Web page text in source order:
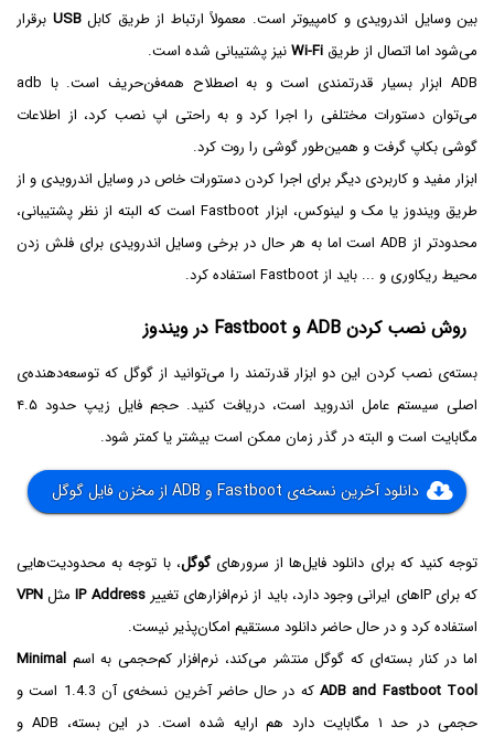
بین وسایل اندرویدی و کامپیوتر است. معمولاً ارتباط از طریق کابلUSB برقرار
می‌شود اما اتصال از طریق Wi-Fiنیز پشتیبانی شده است.
ADB ابزار بسیار قدرتمندی است و به اصطلاح همه‌فن‌حریف است. با adb
می‌توان دستورات مختلفی را اجرا کرد و به راحتی اپ نصب کرد، از اطلاعات
گوشی بکاپ گرفت و همین‌طور گوشی را روت کرد.
ابزار مفید و کاربردی دیگر برای اجرا کردن دستورات خاص در وسایل اندرویدی و از
طریق ویندوز یا مک و لینوکس، ابزار Fastboot است که البته از نظر پشتیبانی،
محدودتر از ADB است اما به هر حال در برخی وسایل اندرویدی برای فلش زدن
محیط ریکاوری و ... باید از Fastboot استفاده کرد.
روش نصب کردن ADB و Fastboot در ویندوز
بسته‌ی نصب کردن این دو ابزار قدرتمند را می‌توانید از گوگل که توسعه‌دهنده‌ی
اصلی سیستم عامل اندروید است، دریافت کنید. حجم فایل زیپ حدود ۴.۵
مگابایت است و البته در گذر زمان ممکن است بیشتر یا کمتر شود.
دانلود آخرین نسخه‌ی Fastboot و ADB از مخزن فایل گوگل
توجه کنید که برای دانلود فایل‌ها از سرورهایگوگل، با توجه به محدودیت‌هایی
که برای IPهای ایرانی وجود دارد، باید از نرم‌افزارهای تغییر
IP AddressمثلVPN
استفاده کرد و در حال حاضر دانلود مستقیم امکان‌پذیر نیست.
اما در کنار بسته‌ای که گوگل منتشر می‌کند، نرم‌افزار کم‌حجمی به اسم Minimal
ADB and Fastboot Tool
که در حال حاضر آخرین نسخه‌ی آن 1.4.3 است و
حجمی در حد ۱ مگابایت دارد هم ارایه شده است. در این بسته، ADB و